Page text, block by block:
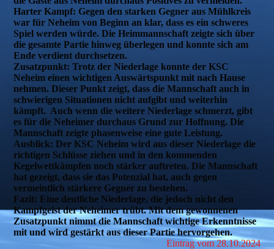
Harter Kampf: Gegen den starken Gegner aus Mühlkreis
war für Neheim von Beginn an klar, dass es ein schweres
Spiel werden würde. Die Heimmannschaft zeigte sich über
die gesamte Partie hinweg überlegen und konnte sich am
Ende verdient durchsetzen.
Zusatzpunkt: Trotz der Niederlage konnte der KSC
Neheim einen wichtigen Auswärtspunkt mit nach Hause
nehmen. Dieser Punkt zeigt, dass die Mannschaft auch in
schwierigen Situationen nicht aufgibt und weiterhin
kämpft. Auch wenn die weitere Niederlage schmerzt, gibt
es für die Neheimer durchaus Grund zur Hoffnung. Die
Mannschaft zeigte phasenweise eine gute Leistung.
Ausblick: Der KSC Neheim wird aus dieser Niederlage die
richtigen Schlüsse ziehen und in den kommenden
Kegelwettkämpfen noch stärker auftreten. Die Mannschaft
hat gezeigt, dass sie das Potenzial hat, auch gegen
vermeintlich stärkere Gegner zu bestehen.
Fazit: Eine deutliche Niederlage, die jedoch nicht den
Kampfgeist der Neheimer trübt. Mit dem gewonnenen
Zusatzpunkt nimmt die Mannschaft wichtige Erkenntnisse
mit und wird gestärkt aus dieser Partie hervorgehen.
Eintrag vom 28.10.2024